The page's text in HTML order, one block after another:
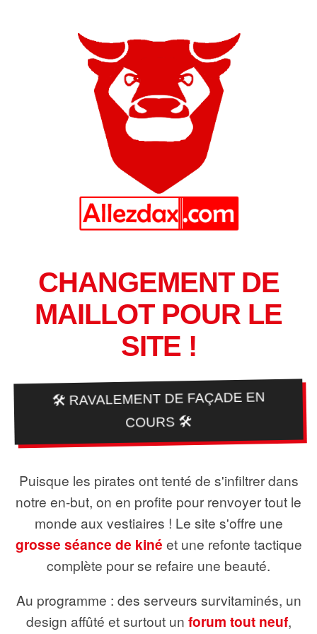
CHANGEMENT DE
MAILLOT POUR LE
SITE !
🛠️ RAVALEMENT DE FAÇADE EN
COURS 🛠️
Puisque les pirates ont tenté de s'infiltrer dans
notre en-but, on en profite pour renvoyer tout le
monde aux vestiaires ! Le site s'offre une
grosse séance de kiné et une refonte tactique
complète pour se refaire une beauté.
Au programme : des serveurs survitaminés, un
design affûté et surtout un forum tout neuf,